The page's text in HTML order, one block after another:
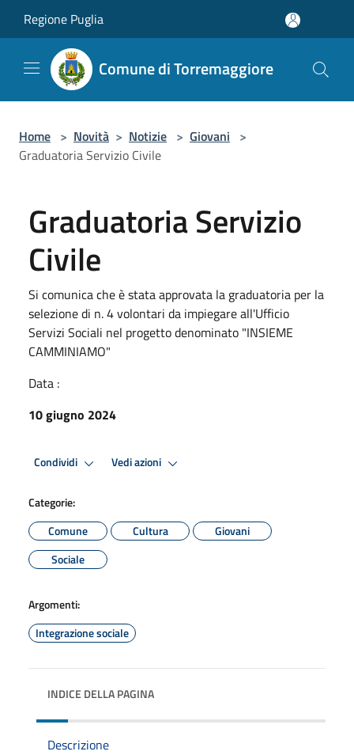
Regione Puglia
Comune di Torremaggiore
Home > Novità > Notizie > Giovani >
Graduatoria Servizio Civile
Graduatoria Servizio
Civile
Si comunica che è stata approvata la graduatoria per la
selezione di n. 4 volontari da impiegare all'Ufficio
Servizi Sociali nel progetto denominato "INSIEME
CAMMINIAMO"
Data :
10 giugno 2024
Condividi Premi Invio per attivare. apre menu
Vedi azioni
Categorie:
Comune
Cultura
Giovani
Sociale
Argomenti:
Integrazione sociale
INDICE DELLA PAGINA
Descrizione